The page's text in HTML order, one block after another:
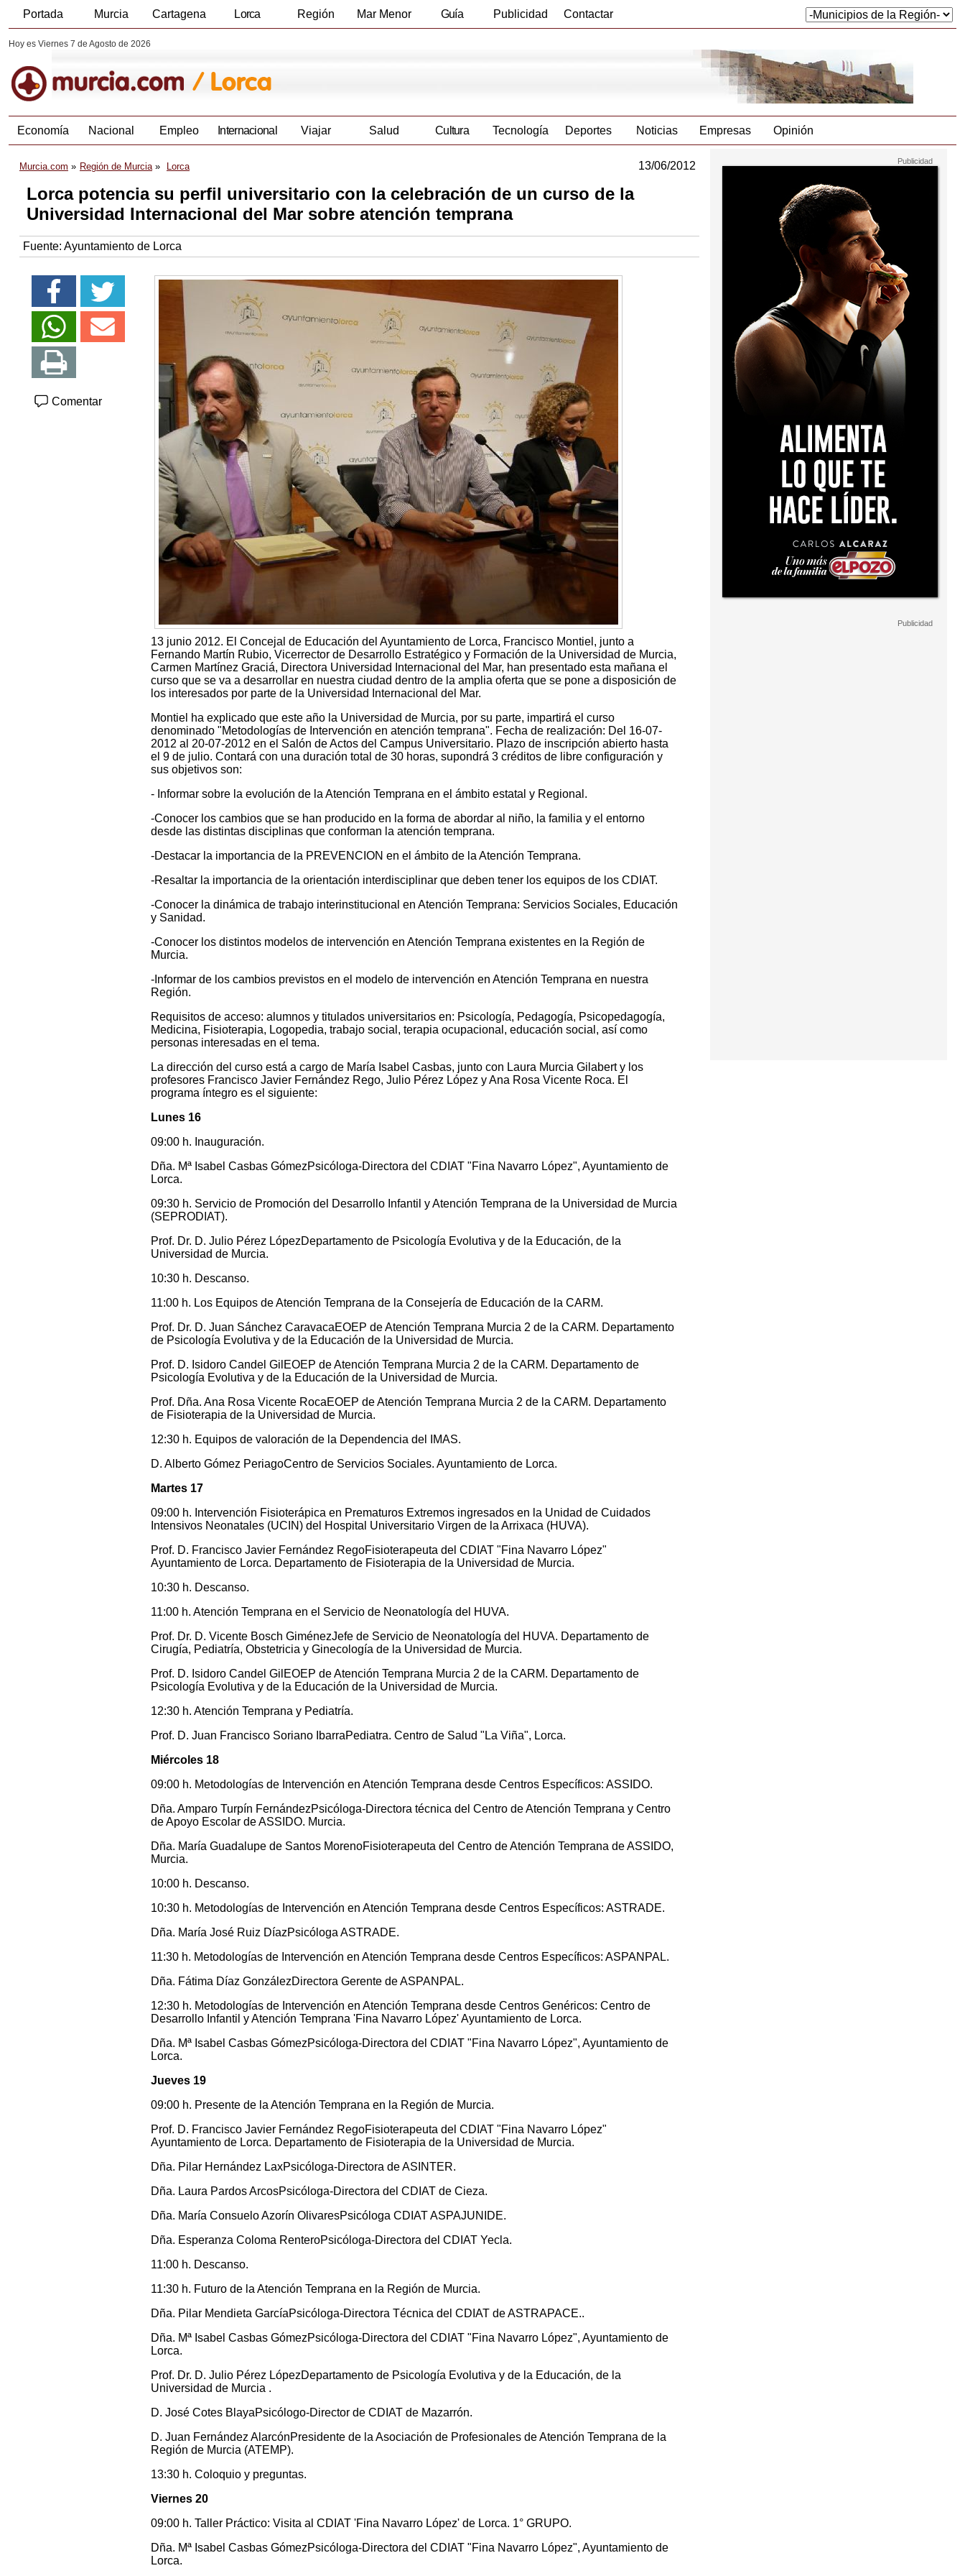
Portada Murcia Cartagena Lorca Región Mar Menor Guía Publicidad Contactar
Hoy es Viernes 7 de Agosto de 2026
Economía Nacional Empleo Internacional Viajar Salud Cultura Tecnología Deportes Noticias Empresas Opinión
Murcia.com Región de Murcia Lorca 13/06/2012
Lorca potencia su perfil universitario con la celebración de un curso de la
Universidad Internacional del Mar sobre atención temprana
Fuente: Ayuntamiento de Lorca
Comentar
13 junio 2012. El Concejal de Educación del Ayuntamiento de Lorca, Francisco Montiel, junto a
Fernando Martín Rubio, Vicerrector de Desarrollo Estratégico y Formación de la Universidad de Murcia,
Carmen Martínez Graciá, Directora Universidad Internacional del Mar, han presentado esta mañana el
curso que se va a desarrollar en nuestra ciudad dentro de la amplia oferta que se pone a disposición de
los interesados por parte de la Universidad Internacional del Mar.
Montiel ha explicado que este año la Universidad de Murcia, por su parte, impartirá el curso
denominado "Metodologías de Intervención en atención temprana". Fecha de realización: Del 16-07-
2012 al 20-07-2012 en el Salón de Actos del Campus Universitario. Plazo de inscripción abierto hasta
el 9 de julio. Contará con una duración total de 30 horas, supondrá 3 créditos de libre configuración y
sus objetivos son:
- Informar sobre la evolución de la Atención Temprana en el ámbito estatal y Regional.
-Conocer los cambios que se han producido en la forma de abordar al niño, la familia y el entorno
desde las distintas disciplinas que conforman la atención temprana.
-Destacar la importancia de la PREVENCION en el ámbito de la Atención Temprana.
-Resaltar la importancia de la orientación interdisciplinar que deben tener los equipos de los CDIAT.
-Conocer la dinámica de trabajo interinstitucional en Atención Temprana: Servicios Sociales, Educación
y Sanidad.
-Conocer los distintos modelos de intervención en Atención Temprana existentes en la Región de
Murcia.
-Informar de los cambios previstos en el modelo de intervención en Atención Temprana en nuestra
Región.
Requisitos de acceso: alumnos y titulados universitarios en: Psicología, Pedagogía, Psicopedagogía,
Medicina, Fisioterapia, Logopedia, trabajo social, terapia ocupacional, educación social, así como
personas interesadas en el tema.
La dirección del curso está a cargo de María Isabel Casbas, junto con Laura Murcia Gilabert y los
profesores Francisco Javier Fernández Rego, Julio Pérez López y Ana Rosa Vicente Roca. El
programa íntegro es el siguiente:
Lunes 16
09:00 h. Inauguración.
Dña. Mª Isabel Casbas GómezPsicóloga-Directora del CDIAT "Fina Navarro López", Ayuntamiento de
Lorca.
09:30 h. Servicio de Promoción del Desarrollo Infantil y Atención Temprana de la Universidad de Murcia
(SEPRODIAT).
Prof. Dr. D. Julio Pérez LópezDepartamento de Psicología Evolutiva y de la Educación, de la
Universidad de Murcia.
10:30 h. Descanso.
11:00 h. Los Equipos de Atención Temprana de la Consejería de Educación de la CARM.
Prof. Dr. D. Juan Sánchez CaravacaEOEP de Atención Temprana Murcia 2 de la CARM. Departamento
de Psicología Evolutiva y de la Educación de la Universidad de Murcia.
Prof. D. Isidoro Candel GilEOEP de Atención Temprana Murcia 2 de la CARM. Departamento de
Psicología Evolutiva y de la Educación de la Universidad de Murcia.
Prof. Dña. Ana Rosa Vicente RocaEOEP de Atención Temprana Murcia 2 de la CARM. Departamento
de Fisioterapia de la Universidad de Murcia.
12:30 h. Equipos de valoración de la Dependencia del IMAS.
D. Alberto Gómez PeriagoCentro de Servicios Sociales. Ayuntamiento de Lorca.
Martes 17
09:00 h. Intervención Fisioterápica en Prematuros Extremos ingresados en la Unidad de Cuidados
Intensivos Neonatales (UCIN) del Hospital Universitario Virgen de la Arrixaca (HUVA).
Prof. D. Francisco Javier Fernández RegoFisioterapeuta del CDIAT "Fina Navarro López"
Ayuntamiento de Lorca. Departamento de Fisioterapia de la Universidad de Murcia.
10:30 h. Descanso.
11:00 h. Atención Temprana en el Servicio de Neonatología del HUVA.
Prof. Dr. D. Vicente Bosch GiménezJefe de Servicio de Neonatología del HUVA. Departamento de
Cirugía, Pediatría, Obstetricia y Ginecología de la Universidad de Murcia.
Prof. D. Isidoro Candel GilEOEP de Atención Temprana Murcia 2 de la CARM. Departamento de
Psicología Evolutiva y de la Educación de la Universidad de Murcia.
12:30 h. Atención Temprana y Pediatría.
Prof. D. Juan Francisco Soriano IbarraPediatra. Centro de Salud "La Viña", Lorca.
Miércoles 18
09:00 h. Metodologías de Intervención en Atención Temprana desde Centros Específicos: ASSIDO.
Dña. Amparo Turpín FernándezPsicóloga-Directora técnica del Centro de Atención Temprana y Centro
de Apoyo Escolar de ASSIDO. Murcia.
Dña. María Guadalupe de Santos MorenoFisioterapeuta del Centro de Atención Temprana de ASSIDO,
Murcia.
10:00 h. Descanso.
10:30 h. Metodologías de Intervención en Atención Temprana desde Centros Específicos: ASTRADE.
Dña. María José Ruiz DíazPsicóloga ASTRADE.
11:30 h. Metodologías de Intervención en Atención Temprana desde Centros Específicos: ASPANPAL.
Dña. Fátima Díaz GonzálezDirectora Gerente de ASPANPAL.
12:30 h. Metodologías de Intervención en Atención Temprana desde Centros Genéricos: Centro de
Desarrollo Infantil y Atención Temprana 'Fina Navarro López' Ayuntamiento de Lorca.
Dña. Mª Isabel Casbas GómezPsicóloga-Directora del CDIAT "Fina Navarro López", Ayuntamiento de
Lorca.
Jueves 19
09:00 h. Presente de la Atención Temprana en la Región de Murcia.
Prof. D. Francisco Javier Fernández RegoFisioterapeuta del CDIAT "Fina Navarro López"
Ayuntamiento de Lorca. Departamento de Fisioterapia de la Universidad de Murcia.
Dña. Pilar Hernández LaxPsicóloga-Directora de ASINTER.
Dña. Laura Pardos ArcosPsicóloga-Directora del CDIAT de Cieza.
Dña. María Consuelo Azorín OlivaresPsicóloga CDIAT ASPAJUNIDE.
Dña. Esperanza Coloma RenteroPsicóloga-Directora del CDIAT Yecla.
11:00 h. Descanso.
11:30 h. Futuro de la Atención Temprana en la Región de Murcia.
Dña. Pilar Mendieta GarcíaPsicóloga-Directora Técnica del CDIAT de ASTRAPACE..
Dña. Mª Isabel Casbas GómezPsicóloga-Directora del CDIAT "Fina Navarro López", Ayuntamiento de
Lorca.
Prof. Dr. D. Julio Pérez LópezDepartamento de Psicología Evolutiva y de la Educación, de la
Universidad de Murcia .
D. José Cotes BlayaPsicólogo-Director de CDIAT de Mazarrón.
D. Juan Fernández AlarcónPresidente de la Asociación de Profesionales de Atención Temprana de la
Región de Murcia (ATEMP).
13:30 h. Coloquio y preguntas.
Viernes 20
09:00 h. Taller Práctico: Visita al CDIAT 'Fina Navarro López' de Lorca. 1° GRUPO.
Dña. Mª Isabel Casbas GómezPsicóloga-Directora del CDIAT "Fina Navarro López", Ayuntamiento de
Lorca.